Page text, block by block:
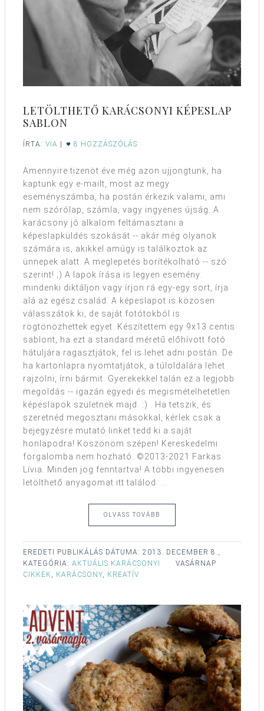
LETÖLTHETŐ KARÁCSONYI KÉPESLAP
SABLON
ÍRTA: VIA 8 HOZZÁSZÓLÁS
Amennyire tizenöt éve még azon ujjongtunk, ha
kaptunk egy e-mailt, most az megy
eseményszámba, ha postán érkezik valami, ami
nem szórólap, számla, vagy ingyenes újság. A
karácsony jó alkalom feltámasztani a
képeslapküldés szokását -- akár még olyanok
számára is, akikkel amúgy is találkoztok az
ünnepek alatt. A meglepetés borítékolható -- szó
szerint! ;) A lapok írása is legyen esemény:
mindenki diktáljon vagy írjon rá egy-egy sort, írja
alá az egész család. A képeslapot is közösen
válasszátok ki, de saját fotótokból is
rögtönözhettek egyet. Készítettem egy 9x13 centis
sablont, ha ezt a standard méretű előhívott fotó
hátuljára ragasztjátok, fel is lehet adni postán. De
ha kartonlapra nyomtatjátok, a túloldalára lehet
rajzolni, írni bármit. Gyerekekkel talán ez a legjobb
megoldás -- igazán egyedi és megismételhetetlen
képeslapok születnek majd. :) Ha tetszik, és
szeretnéd megosztani másokkal, kérlek csak a
bejegyzésre mutató linket tedd ki a saját
honlapodra! Köszönöm szépen! Kereskedelmi
forgalomba nem hozható. ©2013-2021 Farkas
Lívia. Minden jog fenntartva! A többi ingyenesen
letölthető anyagomat itt találod. ...
OLVASS TOVÁBB
EREDETI PUBLIKÁLÁS DÁTUMA: 2013. DECEMBER 8.,
VASÁRNAP
KATEGÓRIA: AKTUÁLIS KARÁCSONYI
CIKKEK , KARÁCSONY, KREATÍV